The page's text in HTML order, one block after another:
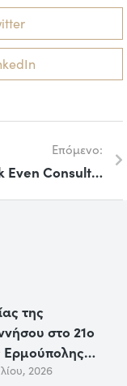
Επόμενο:
Η Break Even Consulting βραβεύτηκε με το Diamond ESG Leading Award από τη Ναυτεμπορική!
της
στο 21ο
Ερμούπολης…
2026